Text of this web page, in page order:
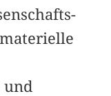
und